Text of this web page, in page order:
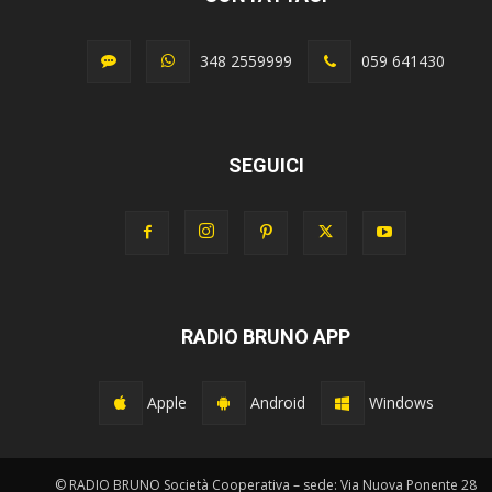
348 2559999 059 641430
SEGUICI
RADIO BRUNO APP
Apple Android Windows
© RADIO BRUNO Società Cooperativa – sede: Via Nuova Ponente 28